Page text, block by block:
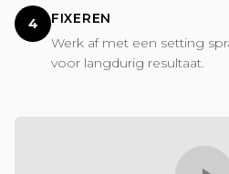
4
FIXEREN
Werk af met een setting
voor langdurig resultaat.